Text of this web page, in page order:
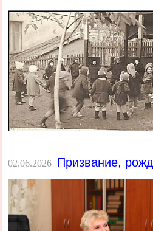
02.06.2026 Призвание,